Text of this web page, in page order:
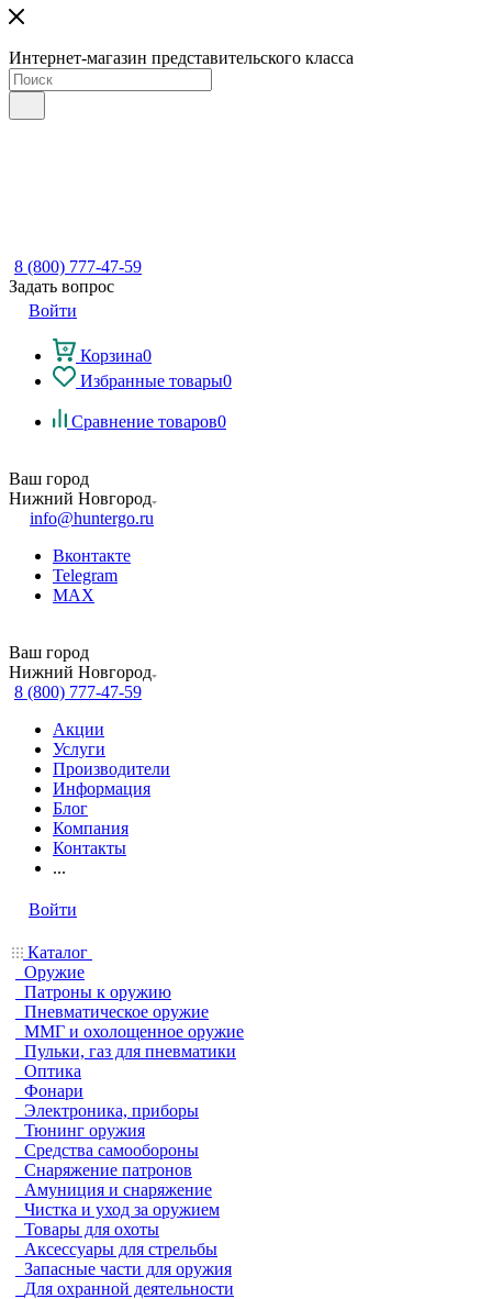
Интернет-магазин представительского класса
8 (800) 777-47-59
Задать вопрос
Войти
Корзина0
Избранные товары0
Сравнение товаров0
Ваш город
Нижний Новгород
info@huntergo.ru
Вконтакте
Telegram
MAX
Ваш город
Нижний Новгород
8 (800) 777-47-59
Акции
Услуги
Производители
Информация
Блог
Компания
Контакты
...
Войти
Каталог
Оружие
Патроны к оружию
Пневматическое оружие
ММГ и охолощенное оружие
Пульки, газ для пневматики
Оптика
Фонари
Электроника, приборы
Тюнинг оружия
Средства самообороны
Снаряжение патронов
Амуниция и снаряжение
Чистка и уход за оружием
Товары для охоты
Аксессуары для стрельбы
Запасные части для оружия
Для охранной деятельности